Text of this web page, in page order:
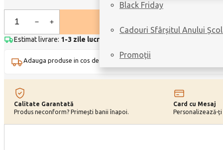
Black Friday
Cadouri Sfârșitul Anului
Promoții
Cantitate
Vin
sec
Feteasca
Regala
si
Estimat livrare: 1-3 zile lucrătoare
Adauga produse in cos de inca 200,00leisi primesti transport
Calitate Garantată
Produs neconform? Primești banii înapoi.
Card cu Mesaj
Personalizează-